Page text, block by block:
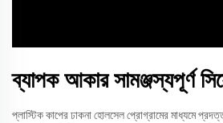
ব্যাপক আকার সামঞ্জস্যপূর্ণ
প্লাস্টিক কাপের ঢাকনা হোলসেল প্রোগ্রামের মাধ্যমে